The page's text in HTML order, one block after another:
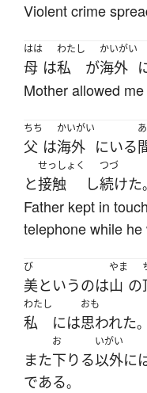
Violent crime
はは
母 は
わたし
私 が
かいがい
海外
Mother allowed
ちち
父 は
かいがい
海外 にいる
と
せっしょく
接触 し
つづ
続けた。
Father kept in
telephone while
び
美というのは
やま
山 の
わたし
私 には
おも
思われた。
また
お
下りる
いがい
以外に
である。